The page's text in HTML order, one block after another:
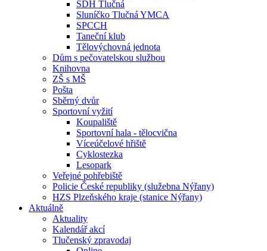
SDH Tlučná
Sluníčko Tlučná YMCA
SPCCH
Taneční klub
Tělovýchovná jednota
Dům s pečovatelskou službou
Knihovna
ZŠ s MŠ
Pošta
Sběrný dvůr
Sportovní vyžití
Koupaliště
Sportovní hala - tělocvična
Víceúčelové hřiště
Cyklostezka
Lesopark
Veřejné pohřebiště
Policie České republiky (služebna Nýřany)
HZS Plzeňského kraje (stanice Nýřany)
Aktuálně
Aktuality
Kalendář akcí
Tlučenský zpravodaj